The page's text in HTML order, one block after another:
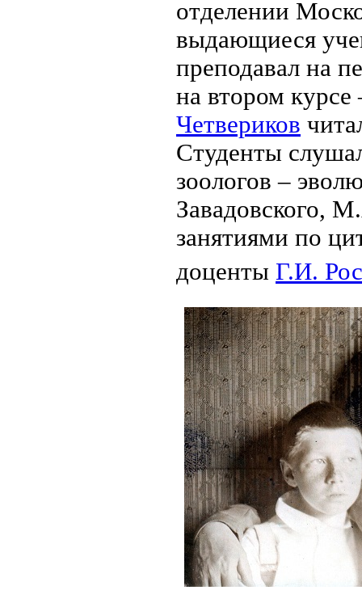
отделении
выдающиеся
преподавал на
на втором
Четвериков
Студенты
зоологов –
Завадовского,
занятиями по
доценты Г.И.